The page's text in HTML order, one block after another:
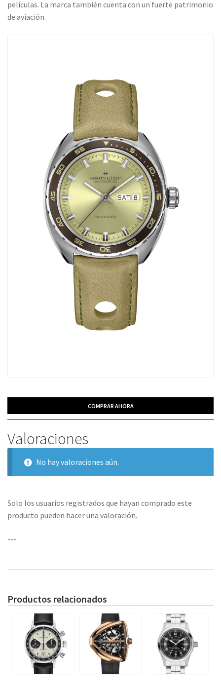
películas. La marca también cuenta con un fuerte patrimonio
de aviación.
COMPRAR AHORA
Valoraciones
No hay valoraciones aún.
Solo los usuarios registrados que hayan comprado este
producto pueden hacer una valoración.
---
Productos relacionados